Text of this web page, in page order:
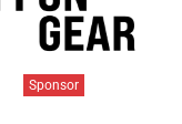
Sponsor